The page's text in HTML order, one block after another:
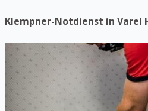
Klempner-Notdienst in Varel